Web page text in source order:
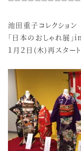
池田重子コレクション
「日本のおしゃれ展
１月２日(木)再スター